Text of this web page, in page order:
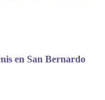
en San Bernardo